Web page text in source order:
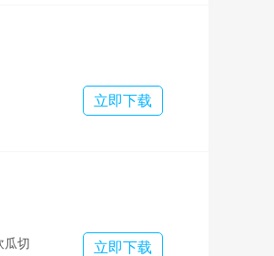
【打金
+传说
！
停！
立即下载
瓜切
立即下载